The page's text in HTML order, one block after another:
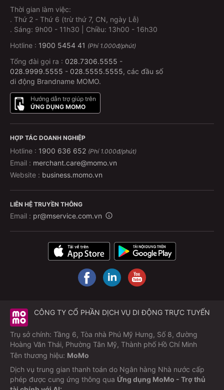
Thời gian làm việc:
. Thứ 2 - Thứ 6 (trừ thứ 7, CN, ngày Lễ)
. Sáng: 9h00 - 11h30 | Chiều: 13h00 - 16h30
Hotline : 1900 5454 41 (Phí 1.000đ/phút)
Tổng đài gọi ra : 028.7306.5555 -
028.9999.5555 - 028.5555.5555, các đầu số
di động Brandname MOMO.
Hướng dẫn trợ giúp trên
ỨNG DỤNG MOMO
HỢP TÁC DOANH NGHIỆP
Hotline : 1900 636 652 (Phí 1.000đ/phút)
Email : merchant.care@momo.vn
Website : business.momo.vn
LIÊN HỆ TRUYỀN THÔNG
Email : pr@mservice.com.vn
CÔNG TY CỔ PHẦN DỊCH VỤ DI ĐỘNG TRỰC TUYẾN
Trụ sở chính: Tầng 6, Tòa nhà Phú Mỹ Hưng, Số 8, đường
Hoàng Văn Thái, Phường Tân Mỹ, Thành phố Hồ Chí Minh
Tên thương hiệu: MoMo
Dịch vụ trung gian thanh toán do Ngân hàng Nhà nước cấp
phép được cung ứng thông qua Ứng dụng MoMo - Trợ thủ